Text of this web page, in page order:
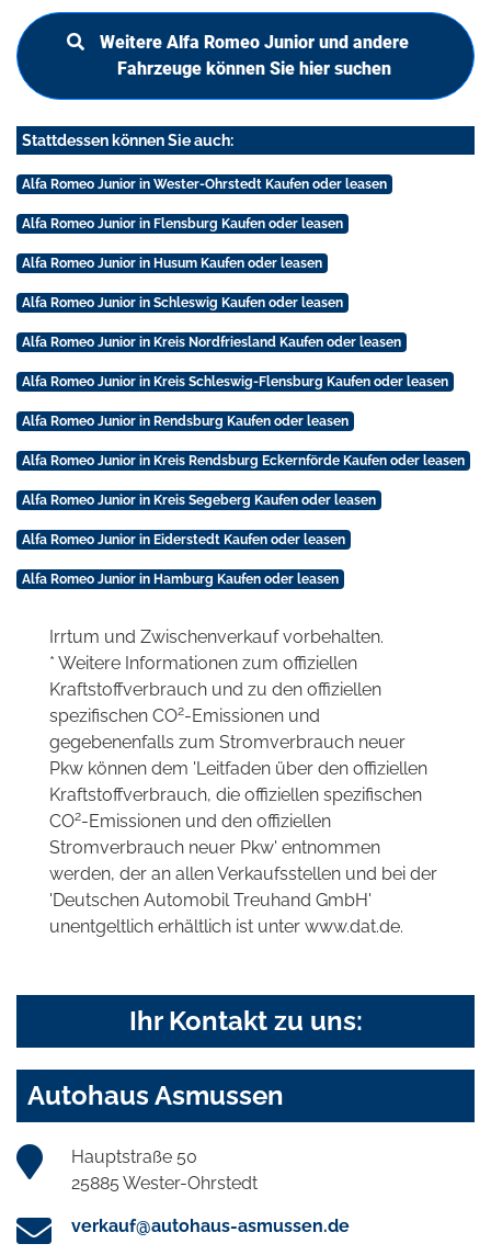
Weitere Alfa Romeo Junior und andere
Fahrzeuge können Sie hier suchen
Stattdessen können Sie auch:
Alfa Romeo Junior in Wester-Ohrstedt Kaufen oder leasen
Alfa Romeo Junior in Flensburg Kaufen oder leasen
Alfa Romeo Junior in Husum Kaufen oder leasen
Alfa Romeo Junior in Schleswig Kaufen oder leasen
Alfa Romeo Junior in Kreis Nordfriesland Kaufen oder leasen
Alfa Romeo Junior in Kreis Schleswig-Flensburg Kaufen oder leasen
Alfa Romeo Junior in Rendsburg Kaufen oder leasen
Alfa Romeo Junior in Kreis Rendsburg Eckernförde Kaufen oder leasen
Alfa Romeo Junior in Kreis Segeberg Kaufen oder leasen
Alfa Romeo Junior in Eiderstedt Kaufen oder leasen
Alfa Romeo Junior in Hamburg Kaufen oder leasen
Irrtum und Zwischenverkauf vorbehalten.
* Weitere Informationen zum offiziellen
Kraftstoffverbrauch und zu den offiziellen
spezifischen CO2-Emissionen und
gegebenenfalls zum Stromverbrauch neuer
Pkw können dem 'Leitfaden über den offiziellen
Kraftstoffverbrauch, die offiziellen spezifischen
CO2-Emissionen und den offiziellen
Stromverbrauch neuer Pkw' entnommen
werden, der an allen Verkaufsstellen und bei der
'Deutschen Automobil Treuhand GmbH'
unentgeltlich erhältlich ist unter www.dat.de.
Ihr Kontakt zu uns:
Autohaus Asmussen
Hauptstraße 50
25885 Wester-Ohrstedt
verkauf@autohaus-asmussen.de